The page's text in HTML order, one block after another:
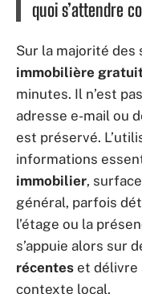
quoi s’attendre
Sur la majorité des
immobilière
minutes. Il n’est
adresse e-mail ou
est préservé.
informations
immobilier,
général, parfois
l’étage ou la
s’appuie alors sur
récentes et délivre
contexte local.